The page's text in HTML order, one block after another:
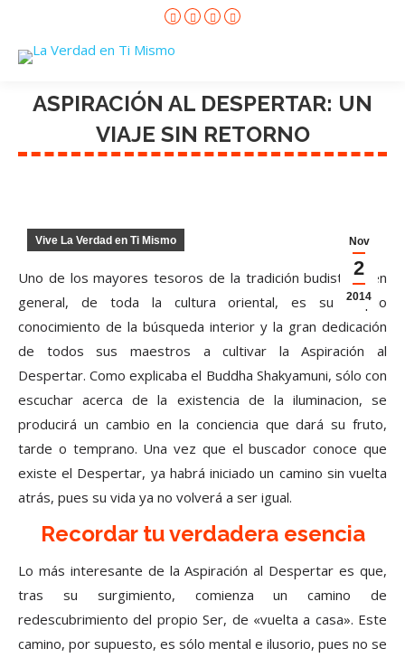
Facebook
window
X
window
Instagram
window
YouTube
window
ASPIRACIÓN AL DESPERTAR: UN
VIAJE SIN RETORNO
Nov
2
2014
Vive La Verdad en Ti Mismo
Uno de los mayores tesoros de la tradición budista y, en
general, de toda la cultura oriental, es su amplio
conocimiento de la búsqueda interior y la gran dedicación
de todos sus maestros a cultivar la Aspiración al
Despertar. Como explicaba el Buddha Shakyamuni, sólo con
escuchar acerca de la existencia de la iluminacion, se
producirá un cambio en la conciencia que dará su fruto,
tarde o temprano. Una vez que el buscador conoce que
existe el Despertar, ya habrá iniciado un camino sin vuelta
atrás, pues su vida ya no volverá a ser igual.
Recordar tu verdadera esencia
Lo más interesante de la Aspiración al Despertar es que,
tras su surgimiento, comienza un camino de
redescubrimiento del propio Ser, de «vuelta a casa». Este
camino, por supuesto, es sólo mental e ilusorio, pues no se